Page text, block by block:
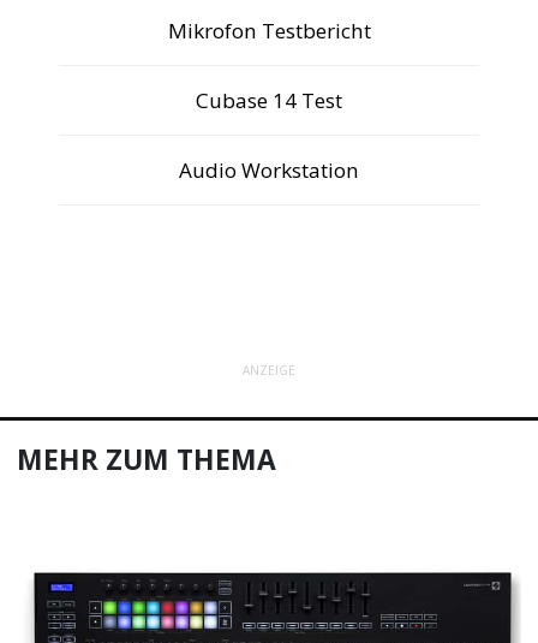
Mikrofon Testbericht
Cubase 14 Test
Audio Workstation
ANZEIGE
MEHR ZUM THEMA